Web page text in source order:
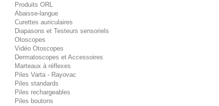
Produits ORL
Abaisse-langue
Curettes auriculaires
Diapasons et Testeurs sensoriels
Otoscopes
Vidéo Otoscopes
Dermatoscopes et Accessoires
Marteaux à réflexes
Piles Varta - Rayovac
Piles standards
Piles rechargeables
Piles boutons